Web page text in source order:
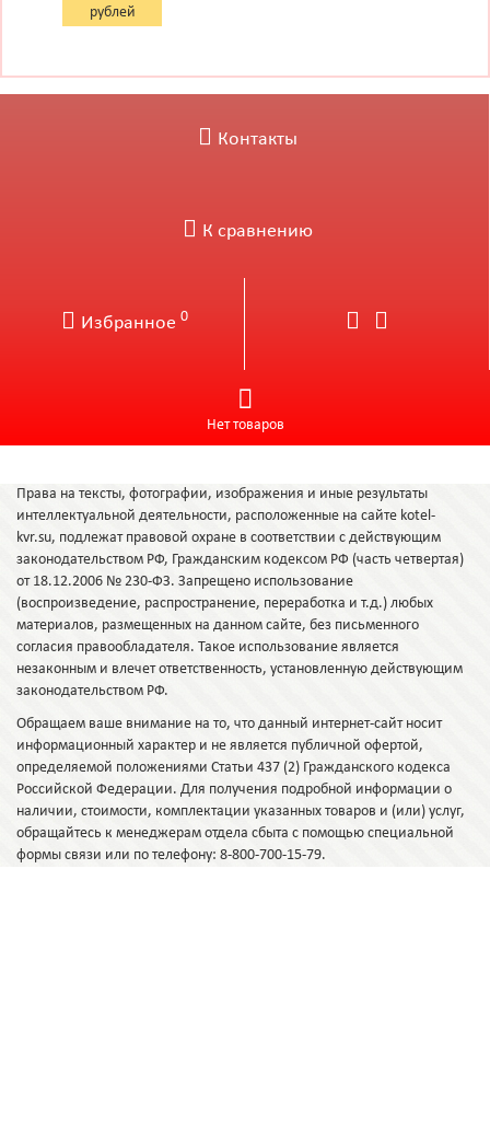
рублей
Контакты
К сравнению
Избранное 0
Нет товаров
Права на тексты, фотографии, изображения и иные результаты
интеллектуальной деятельности, расположенные на сайте kotel-
kvr.su, подлежат правовой охране в соответствии с действующим
законодательством РФ, Гражданским кодексом РФ (часть четвертая)
от 18.12.2006 № 230-ФЗ. Запрещено использование
(воспроизведение, распространение, переработка и т.д.) любых
материалов, размещенных на данном сайте, без письменного
согласия правообладателя. Такое использование является
незаконным и влечет ответственность, установленную действующим
законодательством РФ.
Обращаем ваше внимание на то, что данный интернет-сайт носит
информационный характер и не является публичной офертой,
определяемой положениями Статьи 437 (2) Гражданского кодекса
Российской Федерации. Для получения подробной информации о
наличии, стоимости, комплектации указанных товаров и (или) услуг,
обращайтесь к менеджерам отдела сбыта с помощью специальной
формы связи или по телефону: 8-800-700-15-79.